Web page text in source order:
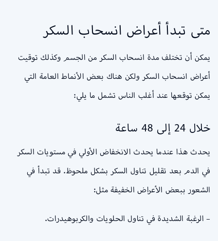
متى تبدأ أعراض انسحاب السكر
يمكن أن تختلف مدة انسحاب السكر من الجسم وكذلك توقيت
أعراض انسحاب السكر ولكن هناك بعض الأنماط العامة التي
يمكن توقعها عند أغلب الناس تشمل ما يلي:
خلال 24 إلى 48 ساعة
يحدث هذا عندما يحدث الانخفاض الأولي في مستويات السكر
في الدم بعد تقليل تناول السكر بشكل ملحوظ. قد تبدأ في
الشعور ببعض الأعراض الخفيفة مثل:
– الرغبة الشديدة في تناول الحلويات والكربوهيدرات.